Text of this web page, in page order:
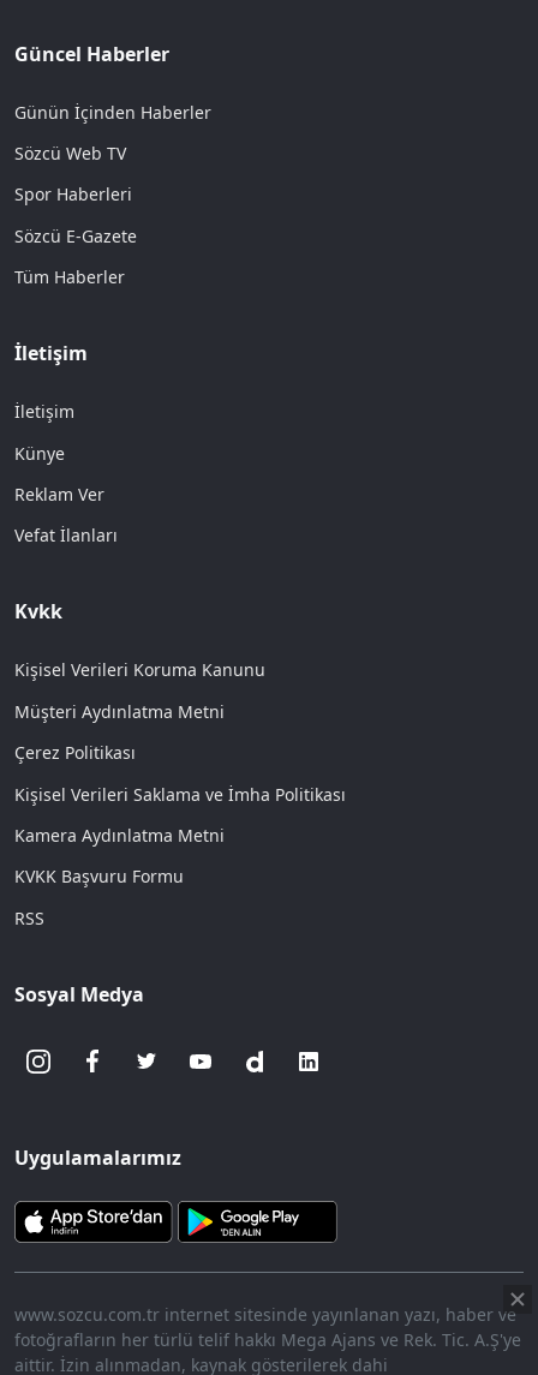
Güncel Haberler
Günün İçinden Haberler
Sözcü Web TV
Spor Haberleri
Sözcü E-Gazete
Tüm Haberler
İletişim
İletişim
Künye
Reklam Ver
Vefat İlanları
Kvkk
Kişisel Verileri Koruma Kanunu
Müşteri Aydınlatma Metni
Çerez Politikası
Kişisel Verileri Saklama ve İmha Politikası
Kamera Aydınlatma Metni
KVKK Başvuru Formu
RSS
Sosyal Medya
Uygulamalarımız
www.sozcu.com.tr internet sitesinde yayınlanan yazı, haber ve
fotoğrafların her türlü telif hakkı Mega Ajans ve Rek. Tic. A.Ş'ye
aittir. İzin alınmadan, kaynak gösterilerek dahi